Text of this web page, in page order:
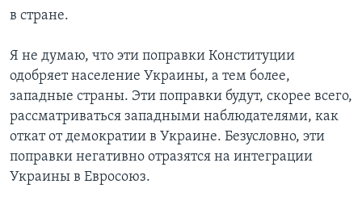
в стране.
Я не думаю, что эти поправки Конституции
одобряет население Украины, а тем более,
западные страны. Эти поправки будут, скорее всего,
рассматриваться западными наблюдателями, как
откат от демократии в Украине. Безусловно, эти
поправки негативно отразятся на интеграции
Украины в Евросоюз.